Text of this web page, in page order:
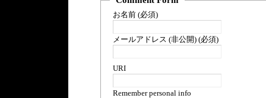
お名前 (必須)
メールアドレス (非公開) (必須)
URI
Remember personal info